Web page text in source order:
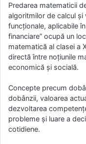
Predarea matematicii
algoritmilor de calcul
funcționale, aplicabile
financiare” ocupă un
matematică al clasei a
directă între noțiunile
economică și socială.
Concepte precum
dobânzii, valoarea
dezvoltarea
probleme și luare a
cotidiene.